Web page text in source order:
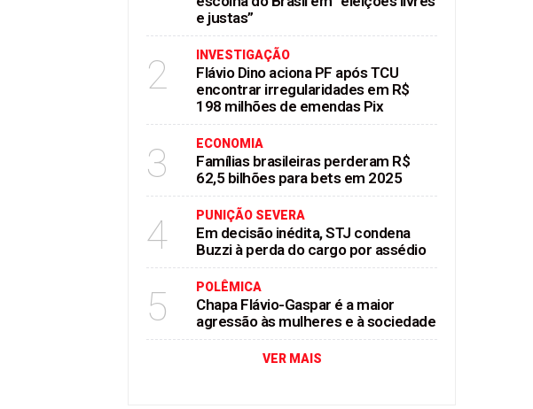
e justas”
2 INVESTIGAÇÃO
Flávio Dino aciona PF após TCU
encontrar irregularidades em R$
198 milhões de emendas Pix
3 ECONOMIA
Famílias brasileiras perderam R$
62,5 bilhões para bets em 2025
4 PUNIÇÃO SEVERA
Em decisão inédita, STJ condena
Buzzi à perda do cargo por assédio
5 POLÊMICA
Chapa Flávio-Gaspar é a maior
agressão às mulheres e à sociedade
VER MAIS